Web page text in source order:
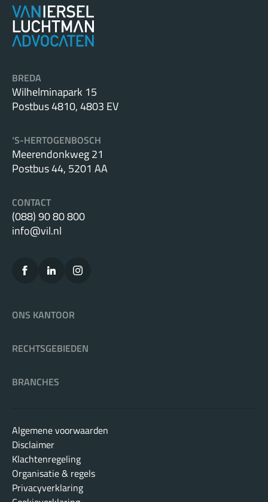
BREDA
Wilhelminapark 15
Postbus 4810, 4803 EV
‘S-HERTOGENBOSCH
Meerendonkweg 21
Postbus 44, 5201 AA
CONTACT
(088) 90 80 800
info@vil.nl
ONS KANTOOR
RECHTSGEBIEDEN
BRANCHES
Algemene voorwaarden
Disclaimer
Klachtenregeling
Organisatie & regels
Privacyverklaring